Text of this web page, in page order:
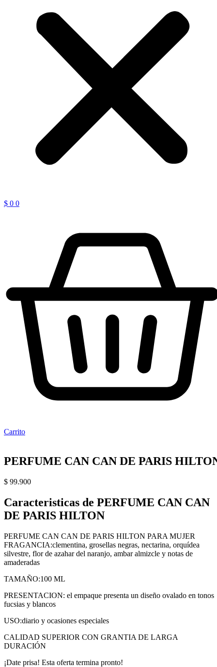
$ 0 0
Carrito
PERFUME CAN CAN DE PARIS
$ 99.900
Caracteristicas de PERFUME CAN CAN
DE PARIS HILTON
PERFUME CAN CAN DE PARIS HILTON PARA MUJER
FRAGANCIA:clementina, grosellas negras, nectarina, orquídea
silvestre, flor de azahar del naranjo, ambar almizcle y notas de
amaderadas
TAMAÑO:100 ML
PRESENTACION: el empaque presenta un diseño ovalado en tonos
fucsias y blancos
USO:diario y ocasiones especiales
CALIDAD SUPERIOR CON GRANTIA DE LARGA
DURACIÓN
¡Date prisa! Esta oferta termina pronto!